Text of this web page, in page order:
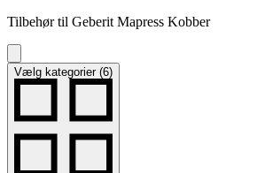
Tilbehør til Geberit Mapress Kobber
Vælg kategorier (6)